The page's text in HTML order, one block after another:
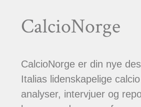
CalcioNorge
CalcioNorge er din nye
Italias lidenskapelige
analyser, intervjuer og